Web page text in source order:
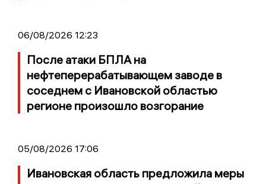
06/08/2026 12:23
После атаки БПЛА на
нефтеперерабатывающем заводе в
соседнем с Ивановской областью
регионе произошло возгорание
05/08/2026 17:06
Ивановская область предложила меры